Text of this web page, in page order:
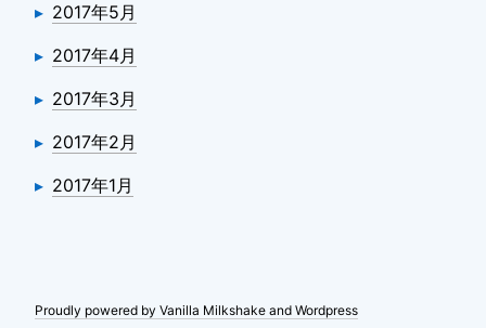
2017年5月
2017年4月
2017年3月
2017年2月
2017年1月
Proudly powered by Vanilla Milkshake and Wordpress